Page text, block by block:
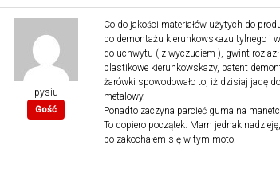
pysiu
Gość
Co do jakości materiałów użytych do
po demontażu kierunkowskazu tylnego i
do uchwytu ( z wyczuciem ), gwint
plastikowe kierunkowskazy, patent
żarówki spowodowało to, iż dzisiaj jadę
metalowy.
Ponadto zaczyna parcieć guma na
To dopiero początek. Mam jednak
bo zakochałem się w tym moto.